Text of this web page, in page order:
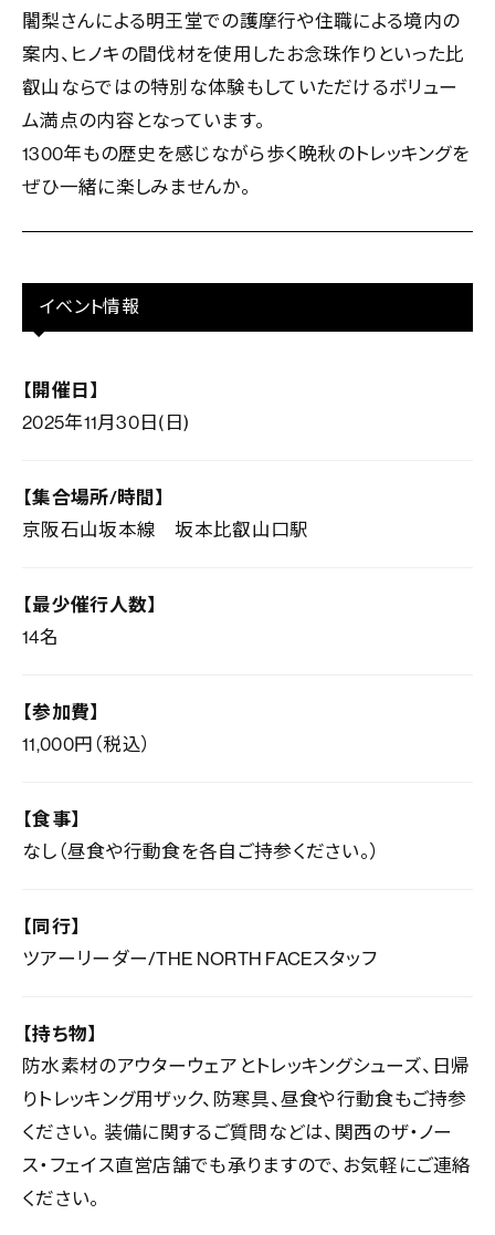
闍梨さんによる明王堂での護摩行や住職による境内の
案内、ヒノキの間伐材を使用したお念珠作りといった比
叡山ならではの特別な体験もしていただけるボリュー
ム満点の内容となっています。
1300年もの歴史を感じながら歩く晩秋のトレッキングを
ぜひ一緒に楽しみませんか。
イベント情報
【開催日】
2025年11月30日(日)
【集合場所/時間】
京阪石山坂本線 坂本比叡山口駅
【最少催行人数】
14名
【参加費】
11,000円（税込）
【食事】
なし（昼食や行動食を各自ご持参ください。）
【同行】
ツアーリーダー/THE NORTH FACEスタッフ
【持ち物】
防水素材のアウターウェアとトレッキングシューズ、日帰
りトレッキング用ザック、防寒具、昼食や行動食もご持参
ください。 装備に関するご質問などは、関西のザ・ノー
ス・フェイス直営店舗でも承りますので、お気軽にご連絡
ください。